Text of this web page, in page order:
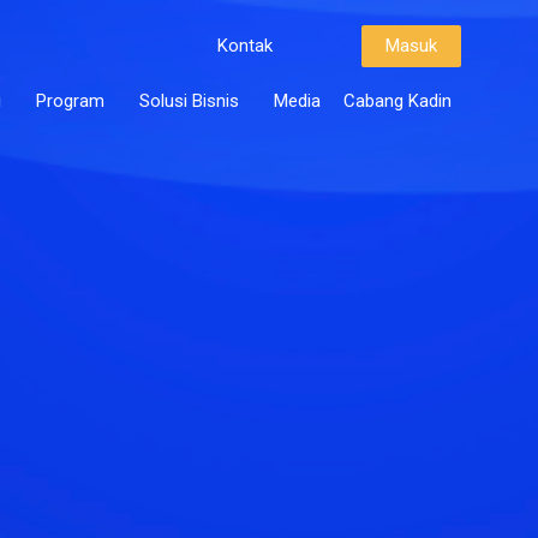
Kontak Masuk
Program Solusi Bisnis Media Cabang Kadin